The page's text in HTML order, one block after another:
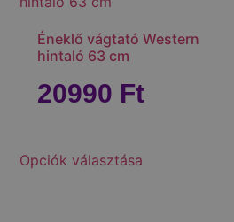
Éneklő vágtató Western
hintaló 63 cm
20990 Ft
Opciók választása